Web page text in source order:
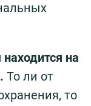
на
То ли от
то